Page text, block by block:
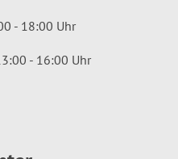
- 18:00 Uhr
- 16:00 Uhr